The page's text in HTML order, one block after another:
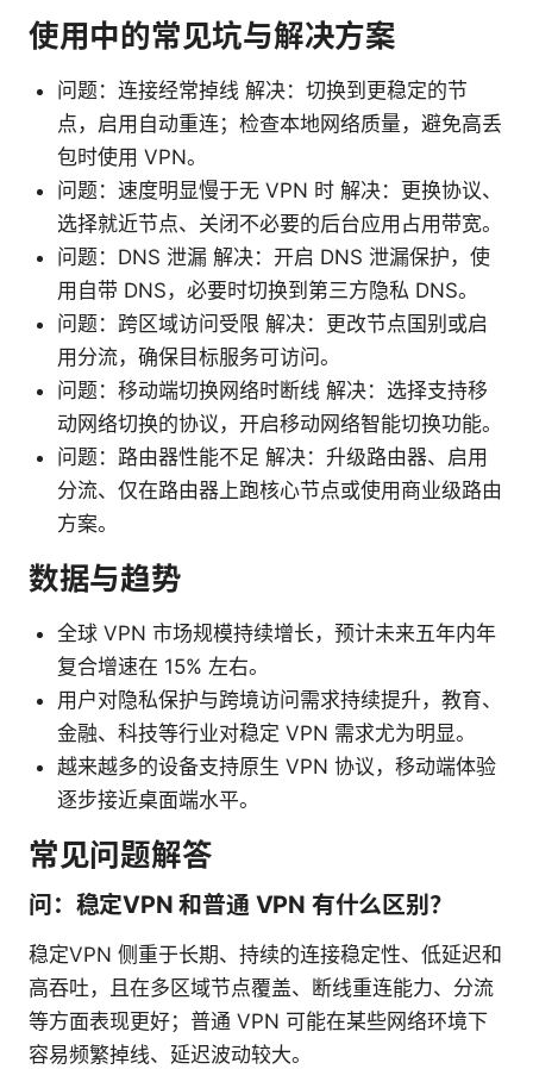
使用中的常见坑与解决方案
问题：连接经常掉线 解决：切换到更稳定的节
点，启用自动重连；检查本地网络质量，避免高丢
包时使用 VPN。
问题：速度明显慢于无 VPN 时 解决：更换协议、
选择就近节点、关闭不必要的后台应用占用带宽。
问题：DNS 泄漏 解决：开启 DNS 泄漏保护，使
用自带 DNS，必要时切换到第三方隐私 DNS。
问题：跨区域访问受限 解决：更改节点国别或启
用分流，确保目标服务可访问。
问题：移动端切换网络时断线 解决：选择支持移
动网络切换的协议，开启移动网络智能切换功能。
问题：路由器性能不足 解决：升级路由器、启用
分流、仅在路由器上跑核心节点或使用商业级路由
方案。
数据与趋势
全球 VPN 市场规模持续增长，预计未来五年内年
复合增速在 15% 左右。
用户对隐私保护与跨境访问需求持续提升，教育、
金融、科技等行业对稳定 VPN 需求尤为明显。
越来越多的设备支持原生 VPN 协议，移动端体验
逐步接近桌面端水平。
常见问题解答
问：稳定VPN 和普通 VPN 有什么区别？
稳定VPN 侧重于长期、持续的连接稳定性、低延迟和
高吞吐，且在多区域节点覆盖、断线重连能力、分流
等方面表现更好；普通 VPN 可能在某些网络环境下
容易频繁掉线、延迟波动较大。